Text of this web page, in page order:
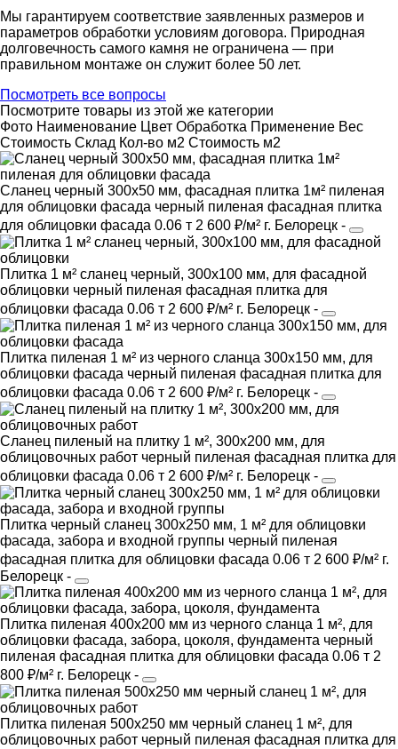
Мы гарантируем соответствие заявленных размеров и
параметров обработки условиям договора. Природная
долговечность самого камня не ограничена — при
правильном монтаже он служит более 50 лет.
Посмотреть все вопросы
Посмотрите товары из этой же категории
Фото Наименование Цвет Обработка Применение Вес
Cтоимость Склад Кол-во м2 Стоимость м2
Сланец черный 300х50 мм, фасадная плитка 1м² пиленая
для облицовки фасада черный пиленая фасадная плитка
для облицовки фасада 0.06 т 2 600 ₽/м² г. Белорецк -
Плитка 1 м² сланец черный, 300х100 мм, для фасадной
облицовки черный пиленая фасадная плитка для
облицовки фасада 0.06 т 2 600 ₽/м² г. Белорецк -
Плитка пиленая 1 м² из черного сланца 300х150 мм, для
облицовки фасада черный пиленая фасадная плитка для
облицовки фасада 0.06 т 2 600 ₽/м² г. Белорецк -
Сланец пиленый на плитку 1 м², 300х200 мм, для
облицовочных работ черный пиленая фасадная плитка для
облицовки фасада 0.06 т 2 600 ₽/м² г. Белорецк -
Плитка черный сланец 300х250 мм, 1 м² для облицовки
фасада, забора и входной группы черный пиленая
фасадная плитка для облицовки фасада 0.06 т 2 600 ₽/м² г.
Белорецк -
Плитка пиленая 400х200 мм из черного сланца 1 м², для
облицовки фасада, забора, цоколя, фундамента черный
пиленая фасадная плитка для облицовки фасада 0.06 т 2
800 ₽/м² г. Белорецк -
Плитка пиленая 500х250 мм черный сланец 1 м², для
облицовочных работ черный пиленая фасадная плитка для